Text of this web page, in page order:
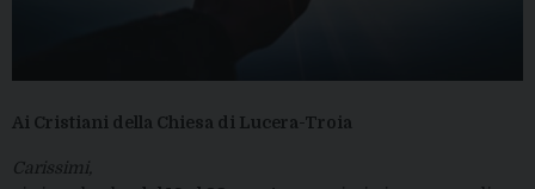
Ai Cristiani della Chiesa di Lucera-Troia
Carissimi,